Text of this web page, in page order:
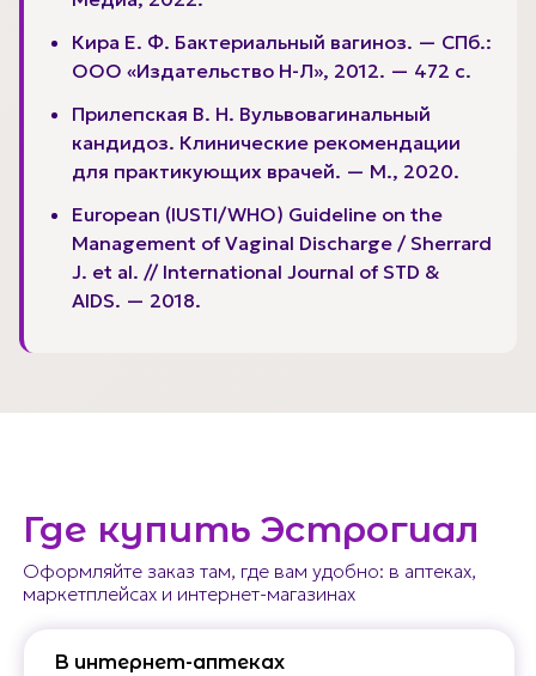
Кира Е. Ф. Бактериальный вагиноз. — СПб.:
ООО «Издательство Н-Л», 2012. — 472 с.
Прилепская В. Н. Вульвовагинальный
кандидоз. Клинические рекомендации
для практикующих врачей. — М., 2020.
European (IUSTI/WHO) Guideline on the
Management of Vaginal Discharge / Sherrard
J. et al. // International Journal of STD &
AIDS. — 2018.
Оформляйте заказ там, где вам удобно: в аптеках,
маркетплейсах и интернет-магазинах
Где купить Эстрогиал
В интернет-аптеках